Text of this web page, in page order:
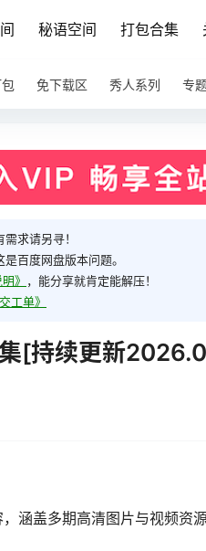
秘语空间 打包合集
免下载区 秀人系列 专
求请另寻！
百度网盘版本问题。
》 ，能分享就肯定能解压！
工单》
[持续更新
涵盖多期高清图片与视频资